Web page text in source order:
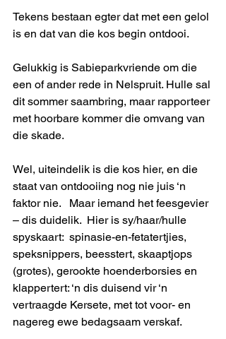
Tekens bestaan egter dat met een gelol
is en dat van die kos begin ontdooi.
Gelukkig is Sabieparkvriende om die
een of ander rede in Nelspruit. Hulle sal
dit sommer saambring, maar rapporteer
met hoorbare kommer die omvang van
die skade.
Wel, uiteindelik is die kos hier, en die
staat van ontdooiing nog nie juis ‘n
faktor nie.   Maar iemand het feesgevier
– dis duidelik.  Hier is sy/haar/hulle
spyskaart:  spinasie-en-fetatertjies,
speksnippers, beesstert, skaaptjops
(grotes), gerookte hoenderborsies en
klappertert: ‘n dis duisend vir ‘n
vertraagde Kersete, met tot voor- en
nagereg ewe bedagsaam verskaf.